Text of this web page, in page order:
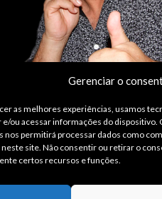
Gerenciar o
as melhores experiências, usamos
e/ou acessar informações do dispositivo.
nos permitirá processar dados como
site. Não consentir ou retirar o
certos recursos e funções.